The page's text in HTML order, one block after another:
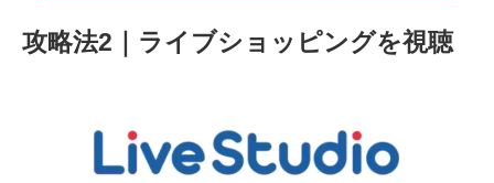
攻略法2｜ライブショッピングを視聴